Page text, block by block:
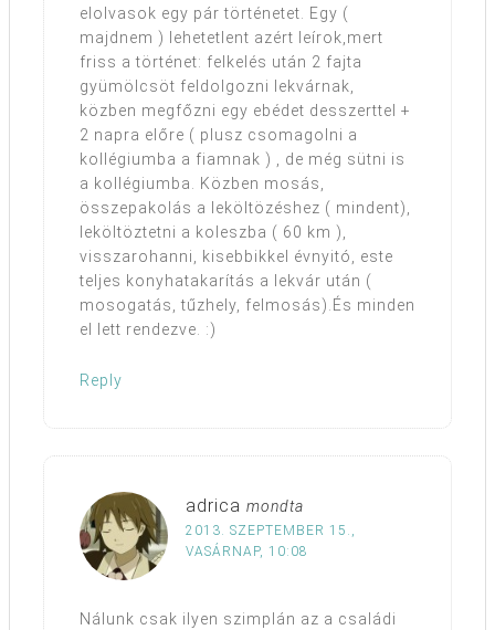
elolvasok egy pár történetet. Egy (
majdnem ) lehetetlent azért leírok,mert
friss a történet: felkelés után 2 fajta
gyümölcsöt feldolgozni lekvárnak,
közben megfőzni egy ebédet desszerttel +
2 napra előre ( plusz csomagolni a
kollégiumba a fiamnak ) , de még sütni is
a kollégiumba. Közben mosás,
összepakolás a leköltözéshez ( mindent),
leköltöztetni a koleszba ( 60 km ),
visszarohanni, kisebbikkel évnyitó, este
teljes konyhatakarítás a lekvár után (
mosogatás, tűzhely, felmosás).És minden
el lett rendezve. :)
Reply
adrica mondta
2013. SZEPTEMBER 15.,
VASÁRNAP, 10:08
Nálunk csak ilyen szimplán az a családi